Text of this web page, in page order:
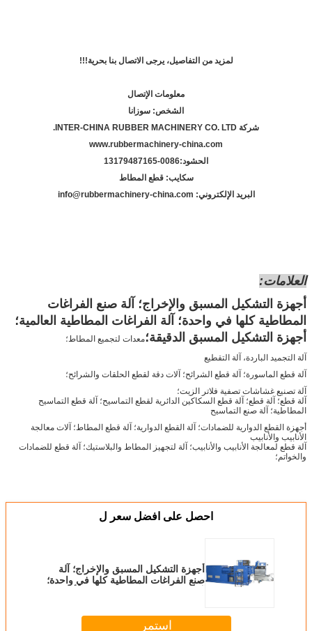
لمزيد من التفاصيل، يرجى الاتصال بنا بحرية!!!
معلومات الإتصال
الشخص: سوزانا
شركة INTER-CHINA RUBBER MACHINERY CO. LTD.
www.rubbermachinery-china.com
الحشود:
0086-13179487165
سكايب: قطع المطاط
البريد الإلكتروني: info@rubbermachinery-china.com
العلامات:
أجهزة التشكيل المسبق والإخراج؛ آلة صنع الفراغات
المطاطية كلها في واحدة؛ آلة الفراغات المطاطية العالمية؛
أجهزة التشكيل المسبق الدقيقة؛معدات لتجميع المطاط؛
آلة التجميد الباردة، آلة التقطيع
آلة قطع الماسورة؛ آلة قطع الشرائح؛ آلات دقة لقطع الحلقات والشرائح؛
آلة تصنيع غشاشات تصفية فلاتر الزيت؛
آلة قطع؛ آلة قطع؛ آلة قطع السكاكين الدائرية لقطع التماسيح؛ آلة قطع التماسيح
المطاطية؛ آلة صنع التماسيح
أجهزة القطع الدوارية للضمادات؛ آلة القطع الدوارية؛ آلة قطع المطاط؛ آلات معالجة
الأنابيب والأنابيب
آلة قطع لمعالجة الأنابيب والأنابيب؛ آلة لتجهيز المطاط والبلاستيك؛ آلة قطع للضمادات
والخواتم؛
احصل على افضل سعر ل
أجهزة التشكيل المسبق والإخراج؛ آلة
صنع الفراغات المطاطية كلها في واحدة؛
استمر